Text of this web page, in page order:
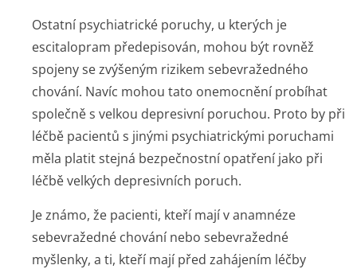
Ostatní psychiatrické poruchy, u kterých je
escitalopram předepisován, mohou být rovněž
spojeny se zvýšeným rizikem sebevražedného
chování. Navíc mohou tato onemocnění probíhat
společně s velkou depresivní poruchou. Proto by při
léčbě pacientů s jinými psychiatrickými poruchami
měla platit stejná bezpečnostní opatření jako při
léčbě velkých depresivních poruch.
Je známo, že pacienti, kteří mají v anamnéze
sebevražedné chování nebo sebevražedné
myšlenky, a ti, kteří mají před zahájením léčby